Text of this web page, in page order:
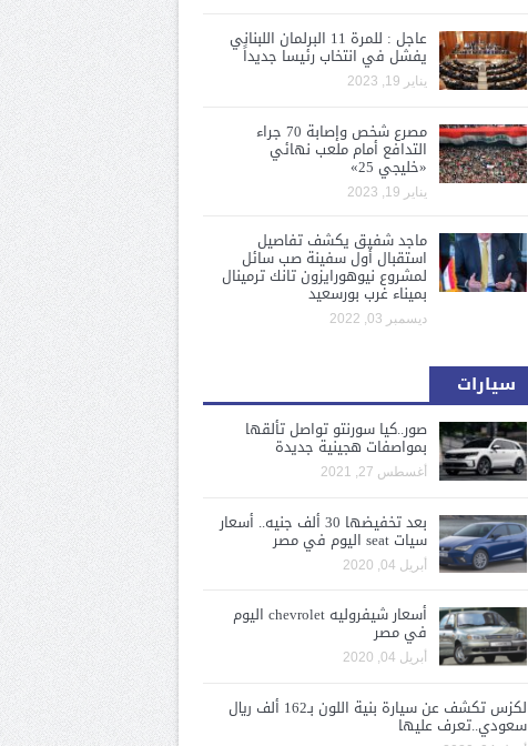
عاجل : للمرة 11 البرلمان اللبناني
يفشل في انتخاب رئيسا جديداً
يناير 19, 2023
مصرع شخص وإصابة 70 جراء
التدافع أمام ملعب نهائي
«خليجي 25»
يناير 19, 2023
ماجد شفيق يكشف تفاصيل
استقبال أول سفينة صب سائل
لمشروع نيوهورايزون تانك ترمينال
بميناء غرب بورسعيد
ديسمبر 03, 2022
سيارات
صور..كيا سورنتو تواصل تألقها
بمواصفات هجينية جديدة
أغسطس 27, 2021
بعد تخفيضها 30 ألف جنيه.. أسعار
سيات seat اليوم في مصر
أبريل 04, 2020
أسعار شيفروليه chevrolet اليوم
في مصر
أبريل 04, 2020
لكزس تكشف عن سيارة بنية اللون بـ162 ألف ريال
سعودي..تعرف عليها